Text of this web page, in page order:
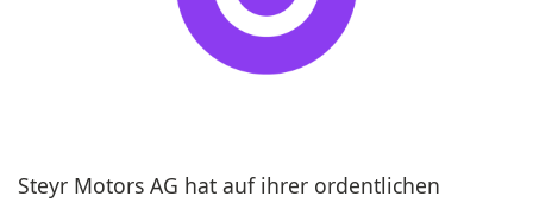
Steyr Motors AG hat auf ihrer ordentlichen